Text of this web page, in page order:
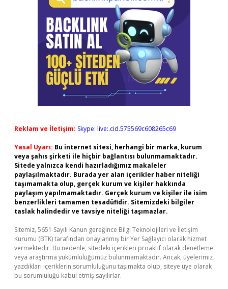
Reklam ve İletişim: Skype: live:.cid.575569c608265c69
Yasal Uyarı: Bu internet sitesi, herhangi bir marka, kurum
veya şahıs şirketi ile hiçbir bağlantısı bulunmamaktadır.
Sitede yalnızca kendi hazırladığımız makaleler
paylaşılmaktadır. Burada yer alan içerikler haber niteliği
taşımamakta olup, gerçek kurum ve kişiler hakkında
paylaşım yapılmamaktadır. Gerçek kurum ve kişiler ile isim
benzerlikleri tamamen tesadüfidir. Sitemizdeki bilgiler
taslak halindedir ve tavsiye niteliği taşımazlar.
Sitemiz, 5651 Sayılı Kanun gereğince Bilgi Teknolojileri ve İletişim
Kurumu (BTK) tarafından onaylanmış bir Yer Sağlayıcı olarak hizmet
vermektedir. Bu nedenle, sitedeki içerikleri proaktif olarak denetleme
veya araştırma yükümlülüğümüz bulunmamaktadır. Ancak, üyelerimiz
yazdıkları içeriklerin sorumluluğunu taşımakta olup, siteye üye olarak
bu sorumluluğu kabul etmiş sayılırlar.